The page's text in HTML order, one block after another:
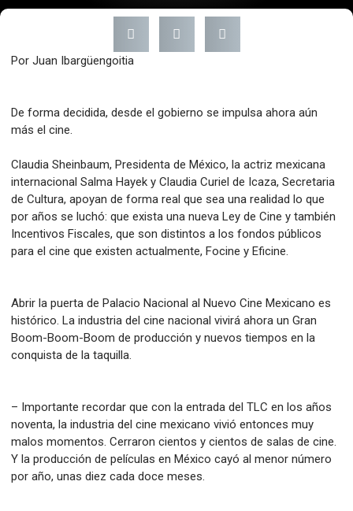
Por Juan Ibargüengoitia
De forma decidida, desde el gobierno se impulsa ahora aún
más el cine.
Claudia Sheinbaum, Presidenta de México, la actriz mexicana
internacional Salma Hayek y Claudia Curiel de Icaza, Secretaria
de Cultura, apoyan de forma real que sea una realidad lo que
por años se luchó: que exista una nueva Ley de Cine y también
Incentivos Fiscales, que son distintos a los fondos públicos
para el cine que existen actualmente, Focine y Eficine.
Abrir la puerta de Palacio Nacional al Nuevo Cine Mexicano es
histórico. La industria del cine nacional vivirá ahora un Gran
Boom-Boom-Boom de producción y nuevos tiempos en la
conquista de la taquilla.
– Importante recordar que con la entrada del TLC en los años
noventa, la industria del cine mexicano vivió entonces muy
malos momentos. Cerraron cientos y cientos de salas de cine.
Y la producción de películas en México cayó al menor número
por año, unas diez cada doce meses.